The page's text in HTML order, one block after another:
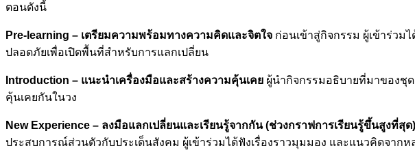
ตอนดังนี้
Pre-learning – เตรียมความพร้อมทางความคิดและจิตใจ ก่อนเข้าสู่กิจกรรม ผู้เข้าร่วม
ปลอดภัยเพื่อเปิดพื้นที่สำหรับการแลกเปลี่ยน
Introduction – แนะนำเครื่องมือและสร้างความคุ้นเคย ผู้นำกิจกรรมอธิบายที่มาของชุด
คุ้นเคยกันในวง
New Experience – ลงมือแลกเปลี่ยนและเรียนรู้จากกัน (ช่วงกราฟการเรียนรู้ขึ้นสูงที่สุด)
ประสบการณ์ส่วนตัวกับประเด็นสังคม ผู้เข้าร่วมได้ฟังเรื่องราวมุมมอง และแนวคิดจากห